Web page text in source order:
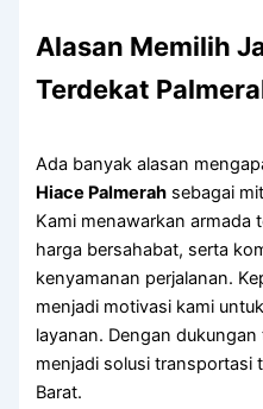
Alasan Memilih
Terdekat
Ada banyak alasan
Hiace Palmerah sebagai
Kami menawarkan armada
harga bersahabat, serta
kenyamanan perjalanan.
menjadi motivasi kami
layanan. Dengan
menjadi solusi transportasi
Barat.